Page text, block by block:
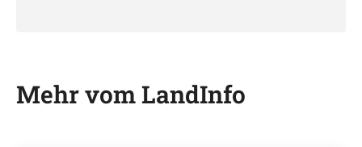
Mehr vom LandInfo